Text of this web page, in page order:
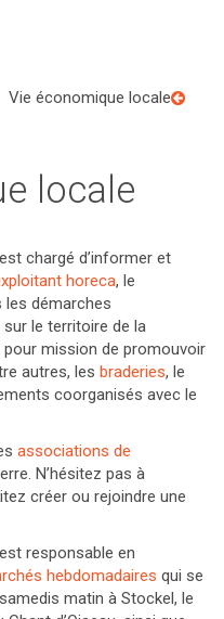
Vie économique locale
locale
chargé d’informer et
horeca, le
démarches
le territoire de la
mission de promouvoir
autres, les braderies, le
coorganisés avec le
associations de
N’hésitez pas à
créer ou rejoindre une
responsable en
hebdomadaires qui se
matin à Stockel, le